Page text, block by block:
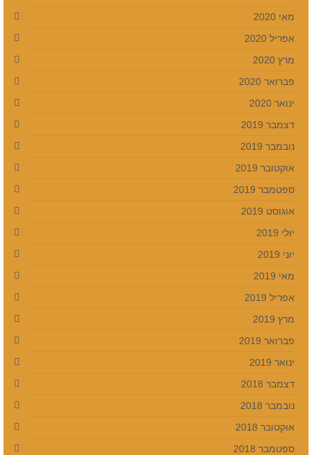
מאי 2020
אפריל 2020
מרץ 2020
פברואר 2020
ינואר 2020
דצמבר 2019
נובמבר 2019
אוקטובר 2019
ספטמבר 2019
אוגוסט 2019
יולי 2019
יוני 2019
מאי 2019
אפריל 2019
מרץ 2019
פברואר 2019
ינואר 2019
דצמבר 2018
נובמבר 2018
אוקטובר 2018
ספטמבר 2018